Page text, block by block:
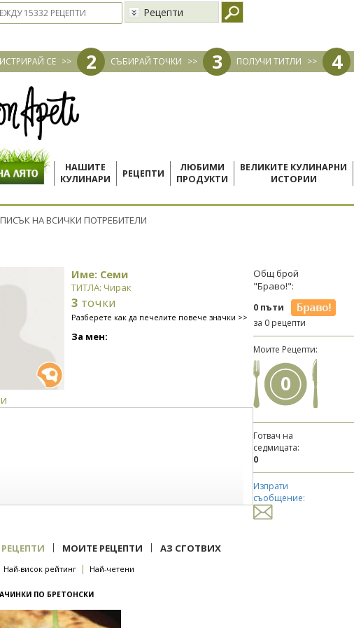
Рецепти
СЕ >> 2 СЪБИРАЙ ТОЧКИ >> 3 ПОЛУЧИ ТИТЛИ >> 4
НАШИТЕ
КУЛИНАРИ
РЕЦЕПТИ
ЛЮБИМИ
ПРОДУКТИ
ВЕЛИКИТЕ КУЛИНАРНИ
ИСТОРИИ
НА ВСИЧКИ ПОТРЕБИТЕЛИ
Име: Семи
ТИТЛА: Чирак
3 точки
Разберете как да печелите повече значки >>
За мен:
Общ брой
"Браво!":
0 пъти
за 0 рецепти
Моите Рецепти:
0
Готвач на
седмицата:
0
Изпрати
съобщение:
| МОИТЕ РЕЦЕПТИ | АЗ СГОТВИХ
Най-висок рейтинг | Най-четени
ПО БРЕТОНСКИ